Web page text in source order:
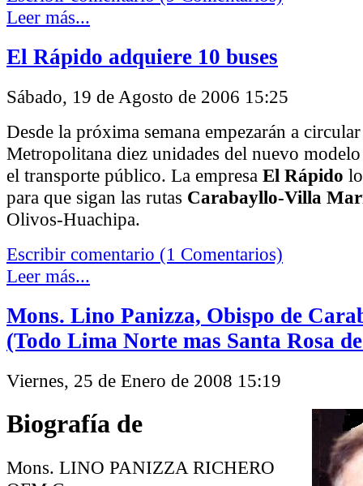
Leer más...
El Rápido adquiere 10 buses
Sábado, 19 de Agosto de 2006 15:25
Desde la próxima semana empezarán a
Metropolitana diez unidades del nuevo
el transporte público. La empresa El Rápido
para que sigan las rutas Carabayllo-Villa
Olivos-Huachipa.
Escribir comentario (1 Comentarios)
Leer más...
Mons. Lino Panizza, Obispo de
(Todo Lima Norte mas Santa Rosa
Viernes, 25 de Enero de 2008 15:19
Biografía de
Mons. LINO PANIZZA RICHERO